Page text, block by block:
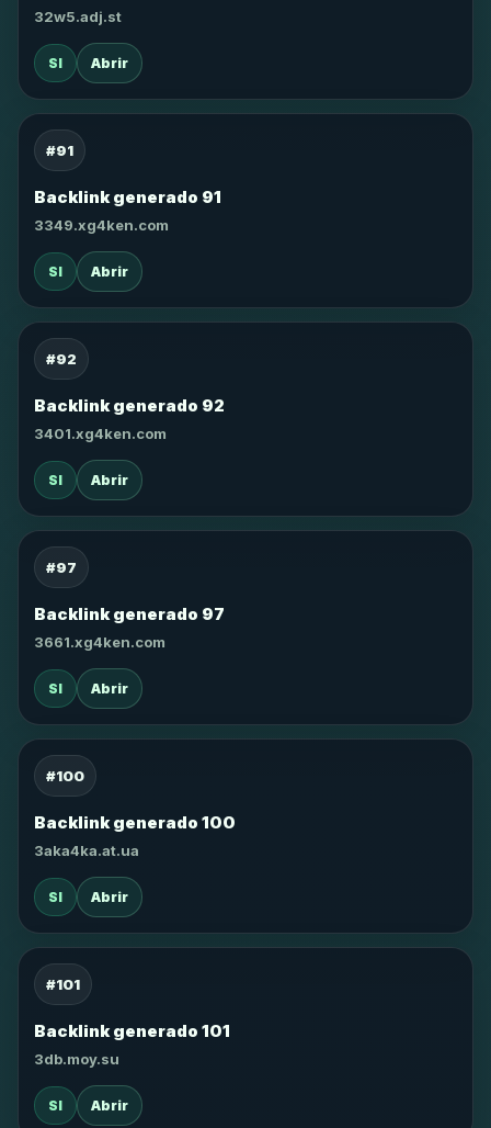
32w5.adj.st
SI Abrir
#91
Backlink generado 91
3349.xg4ken.com
SI Abrir
#92
Backlink generado 92
3401.xg4ken.com
SI Abrir
#97
Backlink generado 97
3661.xg4ken.com
SI Abrir
#100
Backlink generado 100
3aka4ka.at.ua
SI Abrir
#101
Backlink generado 101
3db.moy.su
SI Abrir